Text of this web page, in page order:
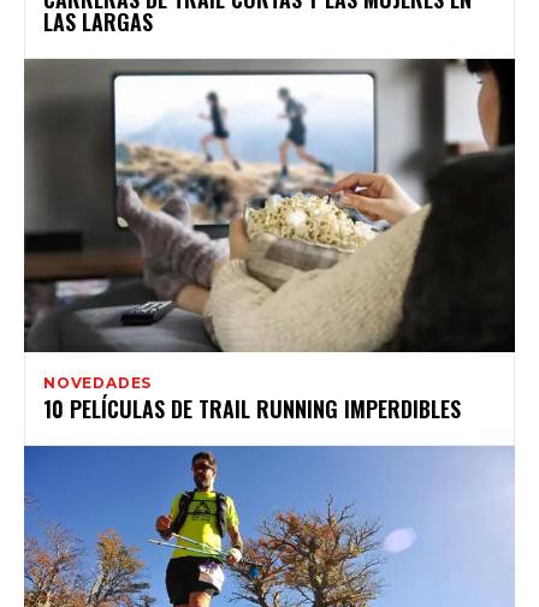
LAS LARGAS
NOVEDADES
10 PELÍCULAS DE TRAIL RUNNING IMPERDIBLES